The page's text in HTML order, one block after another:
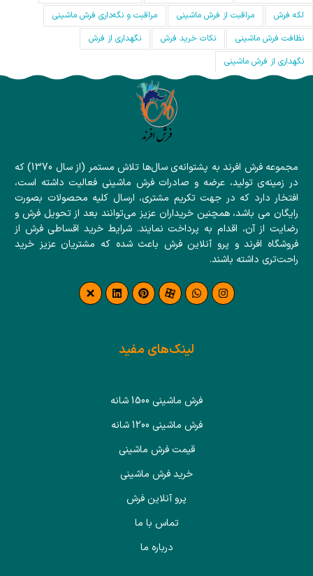
لکه فرش
مراقبت از فرش ماشینی
مراقبت و نگه‌داری فرش ماشینی
نظافت فرش ماشینی
نکات خرید فرش
نگهداری از فرش
نگهداری از فرش ماشینی
مجموعه فرش افرند به پشتوانه‌ی سال‌ها تلاش مستمر (از سال 1370) که
در زمینه‌ی تولید، عرضه و صادرات فرش ماشینی فعالیت داشته است،
افتخار دارد که در جهت تکریم مشتری، ارسال کلیه محصولات بصورت
رایگان می باشد، همچنین خریداران عزیز می‌توانند بعد از تحویل فرش و
رضایت از آن، اقدام به پرداخت نمایند. شرایط خرید اقساطی فرش از
فروشگاه افرند و پرو آنلاین فرش باعث شده که مشتریان عزیز خرید
راحت‌تری داشته باشند.
لینک‌های مفید
فرش ماشینی 1500 شانه
فرش ماشینی 1200 شانه
قیمت فرش ماشینی
خرید فرش ماشینی
پرو آنلاین فرش
تماس با ما
درباره ما